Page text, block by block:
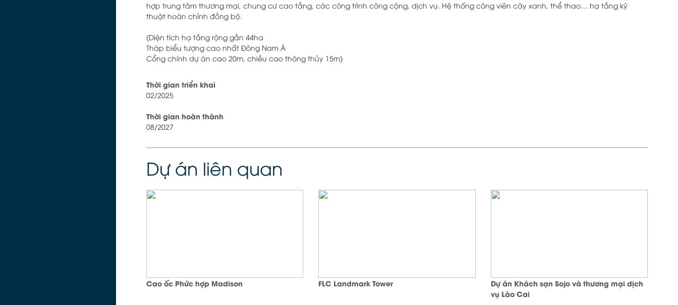
hợp trung tâm thương mại, chung cư cao tầng, các công trình công cộng, dịch vụ. Hệ thống công viên cây xanh, thể thao… hạ tầng kỹ
thuật hoàn chỉnh đồng bộ.
(Diện tích hạ tầng rộng gần 44ha
Tháp biểu tượng cao nhất Đông Nam Á
Cổng chính dự án cao 20m, chiều cao thông thủy 15m)
Thời gian triển khai
02/2025
Thời gian hoàn thành
08/2027
Dự án liên quan
Cao ốc Phức hợp Madison FLC Landmark Tower
Dự án Khách sạn Sojo và thương mại dịch
vụ Lào Cai